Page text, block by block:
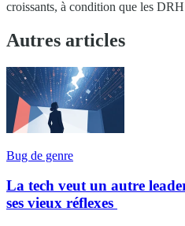
croissants, à condition que les
Autres articles
Bug de genre
La tech veut un autre
ses vieux réflexes